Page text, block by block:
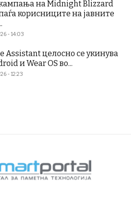
на Midnight Blizzard
корисниците на јавните
- 14:03
Assistant целосно се укинува
и Wear OS во...
- 12:23